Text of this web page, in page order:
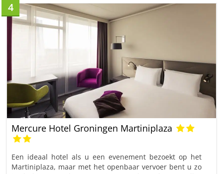
4
Mercure Hotel Groningen Martiniplaza
Een ideaal hotel als u een evenement bezoekt op het
Martiniplaza, maar met het openbaar vervoer bent u zo